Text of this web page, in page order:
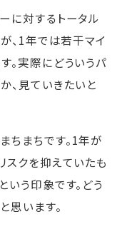
に対するトータル
、1年では若干マイ
。実際にどういうパ
、見ていきたいと
ちまちです。1年が
スクを抑えていたも
いう印象です。どう
思います。